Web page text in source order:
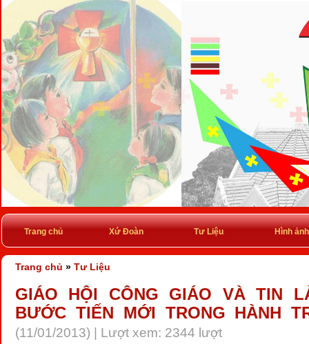
Trang chủ Xứ Đoàn Tư Liệu Hình ảnh
Trang chủ » Tư Liệu
GIÁO HỘI CÔNG GIÁO VÀ TIN
BƯỚC TIẾN MỚI TRONG HÀNH
(11/01/2013) | Lượt xem: 2344 lượt